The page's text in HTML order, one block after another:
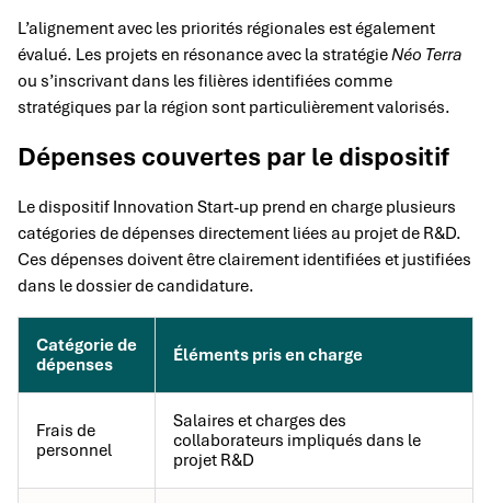
L’alignement avec les priorités régionales est également
évalué. Les projets en résonance avec la stratégieNéo Terra
ou s’inscrivant dans les filières identifiées comme
stratégiques par la région sont particulièrement valorisés.
Dépenses couvertes par le dispositif
Le dispositif Innovation Start-up prend en charge plusieurs
catégories de dépenses directement liées au projet de R&D.
Ces dépenses doivent être clairement identifiées et justifiées
dans le dossier de candidature.
Catégorie de
dépenses
Éléments pris en charge
Frais de
personnel
Salaires et charges des
collaborateurs impliqués dans le
projet R&D